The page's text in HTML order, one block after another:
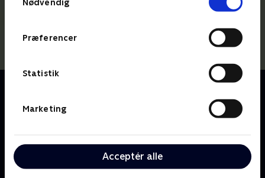
Nødvendig
Præferencer
Statistik
Marketing
Acceptér alle
Den lille prinsesse bor på slottet sammen med sine
forældre, kongen og dronningen. Prinsessen har
enorme nysgerrighed fører næsten altid ballade med
sig. Hun bliver umulig, når hun ikke får sin vilje, men
hvem kan stå for det søde prinsessesmil?